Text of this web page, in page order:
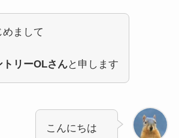
めまして
トリーOLさんと申します
こんにちは